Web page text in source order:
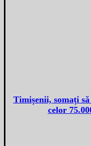
Timișenii, somați
celor